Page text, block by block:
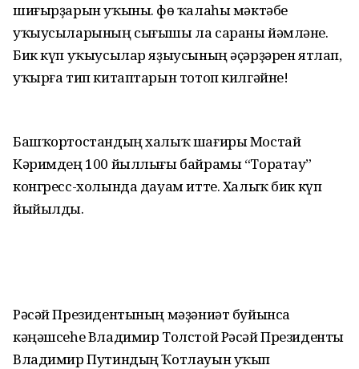
шиғырҙарын уҡыны. Өфө ҡалаһы мәктәбе
уҡыусыларының сығышы ла сараны йәмләне.
Бик күп уҡыусылар яҙыусының әҫәрҙәрен ятлап,
уҡырға тип китаптарын тотоп килгәйне!
Башҡортостандың халыҡ шағиры Мостай
Кәримдең 100 йыллығы байрамы “Торатау”
конгресс-холында дауам итте. Халыҡ бик күп
йыйылды.
Рәсәй Президентының мәҙәниәт буйынса
кәңәшсеһе Владимир Толстой Рәсәй Президенты
Владимир Путиндың Ҡотлауын уҡып